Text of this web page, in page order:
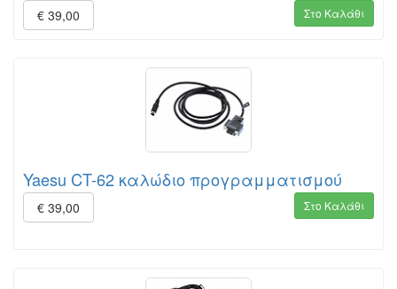
€ 39,00 Στο Καλάθι
Yaesu CT-62 καλώδιο προγραμματισμού
€ 39,00 Στο Καλάθι